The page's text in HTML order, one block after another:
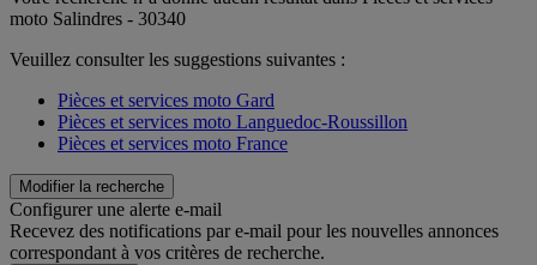
moto Salindres - 30340
Veuillez consulter les suggestions suivantes :
Pièces et services moto Gard
Pièces et services moto Languedoc-Roussillon
Pièces et services moto France
Modifier la recherche
Configurer une alerte e-mail
Recevez des notifications par e-mail pour les nouvelles annonces
correspondant à vos critères de recherche.